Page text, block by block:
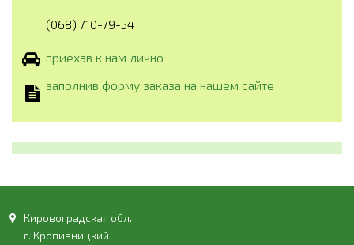
(068) 710-79-54
приехав к нам лично
заполнив форму заказа на нашем сайте
Кировоградская обл.
г. Кропивницкий